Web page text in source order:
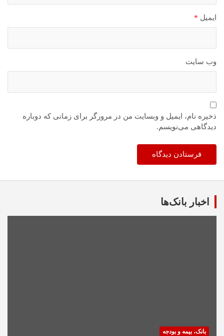
ایمیل *
وب‌ سایت
ذخیره نام، ایمیل و وبسایت من در مرورگر برای زمانی که دوباره
دیدگاهی می‌نویسم.
اخبار بانک‌ها
بانک، بیمه و بودجه